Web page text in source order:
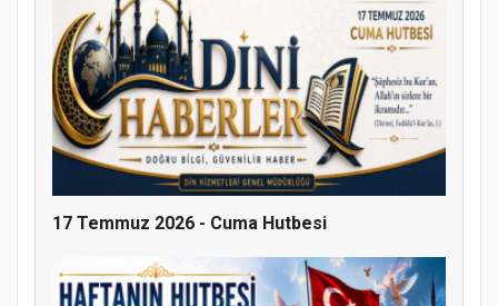
17 Temmuz 2026 - Cuma Hutbesi